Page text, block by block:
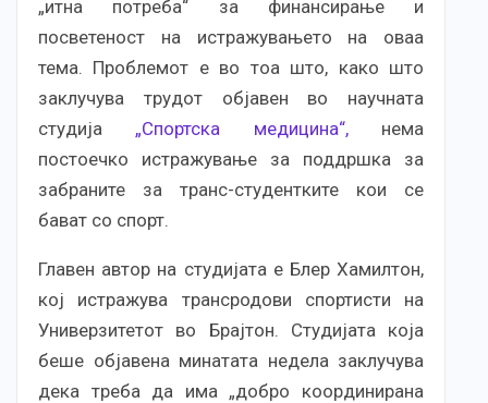
„итна потреба“ за финансирање и
посветеност на истражувањето на оваа
тема. Проблемот е во тоа што, како што
заклучува трудот објавен во научната
студија „Спортска медицина“,нема
постоечко истражување за поддршка за
забраните за транс-студентките кои се
бават со спорт.
Главен автор на студијата е Блер Хамилтон,
кој истражува трансродови спортисти на
Универзитетот во Брајтон. Студијата која
беше објавена минатата недела заклучува
дека треба да има „добро координирана